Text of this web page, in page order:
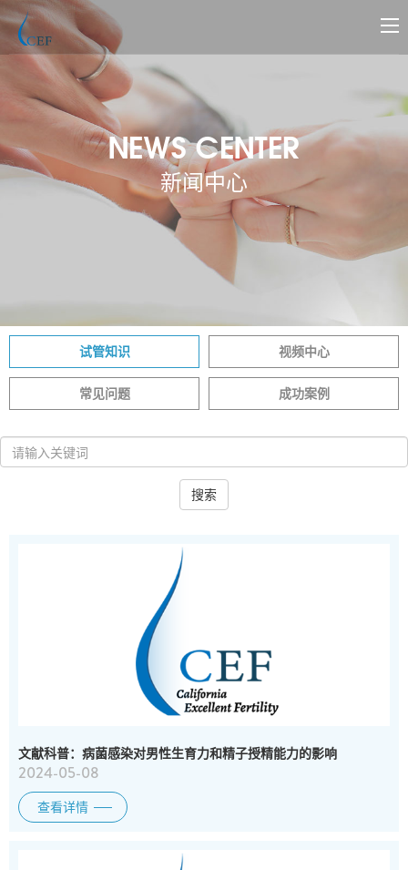
NEWS CENTER
新闻中心
试管知识 视频中心
常见问题 成功案例
搜索
文献科普：病菌感染对男性生育力和精子授精能力的影响
2024-05-08
查看详情